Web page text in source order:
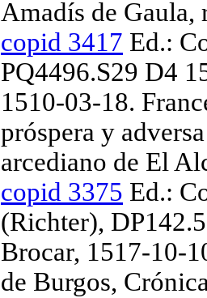
Amadís de
copid 3417 Ed.:
PQ4496.S29 D4
1510-03-18.
próspera y
arcediano de El
copid 3375 Ed.:
(Richter),
Brocar, 1517-10-
de Burgos,